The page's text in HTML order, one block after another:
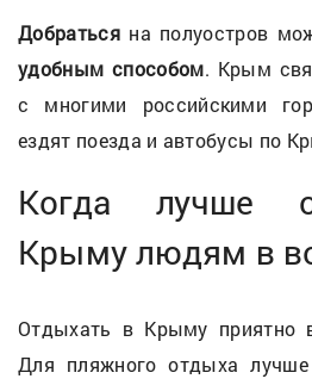
Добратьсяна полуостров
удобным способом. Крым
с многими российскими
ездят поезда и автобусы по
Когда лучше
Крыму людям в
Отдыхать в Крыму приятно
Для пляжного отдыха